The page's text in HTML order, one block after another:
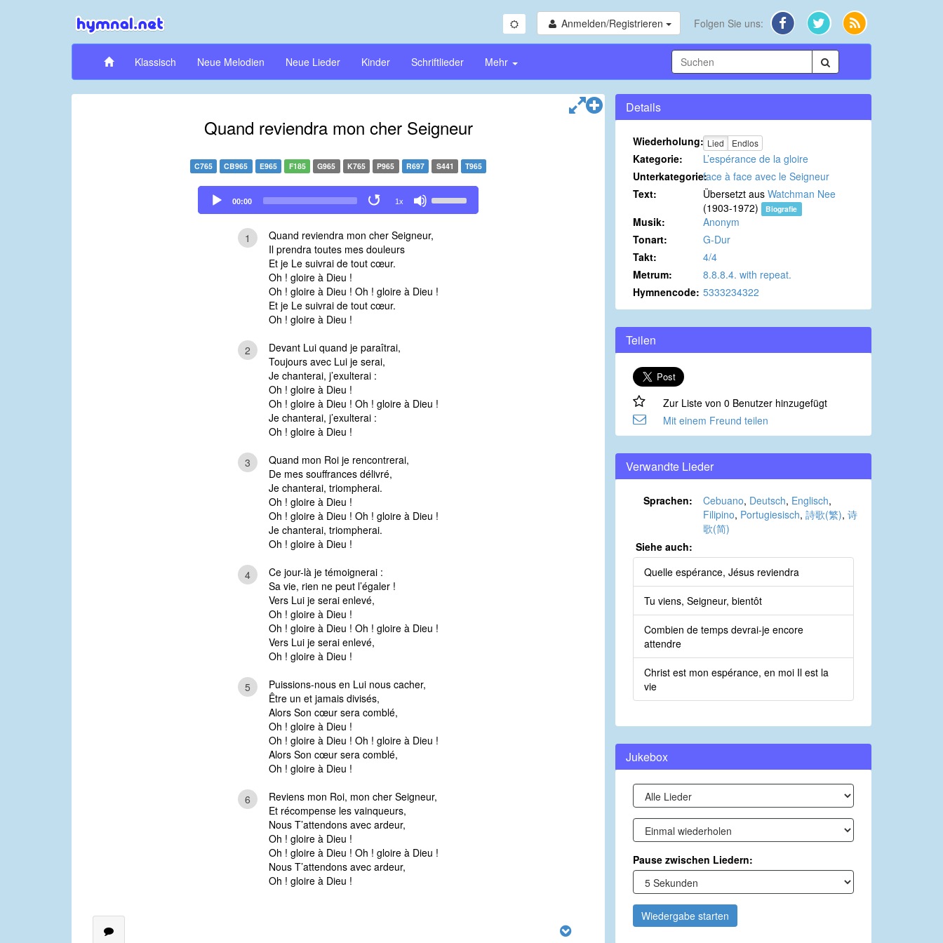
Anmelden/Registrieren Folgen Sie uns:
Klassisch Neue Melodien Neue Lieder Kinder Schriftlieder Mehr
Quand reviendra mon cher Seigneur
C765 CB965 E965 F185 G965 K765 P965 R697 S441 T965
Audio
Player
00:00 1x
Up/Down
keys
decrease
1
Quand reviendra mon cher Seigneur,
Il prendra toutes mes douleurs
Et je Le suivrai de tout cœur.
Oh ! gloire à Dieu !
Oh ! gloire à Dieu ! Oh ! gloire à Dieu !
Et je Le suivrai de tout cœur.
Oh ! gloire à Dieu !
2
Devant Lui quand je paraîtrai,
Toujours avec Lui je serai,
Je chanterai, j’exulterai :
Oh ! gloire à Dieu !
Oh ! gloire à Dieu ! Oh ! gloire à Dieu !
Je chanterai, j’exulterai :
Oh ! gloire à Dieu !
3
Quand mon Roi je rencontrerai,
De mes souffrances délivré,
Je chanterai, triompherai.
Oh ! gloire à Dieu !
Oh ! gloire à Dieu ! Oh ! gloire à Dieu !
Je chanterai, triompherai.
Oh ! gloire à Dieu !
4
Ce jour-là je témoignerai :
Sa vie, rien ne peut l’égaler !
Vers Lui je serai enlevé,
Oh ! gloire à Dieu !
Oh ! gloire à Dieu ! Oh ! gloire à Dieu !
Vers Lui je serai enlevé,
Oh ! gloire à Dieu !
5
Puissions-nous en Lui nous cacher,
Être un et jamais divisés,
Alors Son cœur sera comblé,
Oh ! gloire à Dieu !
Oh ! gloire à Dieu ! Oh ! gloire à Dieu !
Alors Son cœur sera comblé,
Oh ! gloire à Dieu !
6
Reviens mon Roi, mon cher Seigneur,
Et récompense les vainqueurs,
Nous T’attendons avec ardeur,
Oh ! gloire à Dieu !
Oh ! gloire à Dieu ! Oh ! gloire à Dieu !
Nous T’attendons avec ardeur,
Oh ! gloire à Dieu !
Details
Wiederholung: Lied Endlos
Kategorie:
L’espérance de la gloire
Unterkategorie:face à face avec le Seigneur
Text:
Übersetzt aus Watchman Nee
(1903-1972)
Biografie
Musik:
Anonym
Tonart:
G-Dur
Takt:
4/4
Metrum:
8.8.8.4. with repeat.
Hymnencode: 5333234322
Teilen
Zur Liste von 0 Benutzer hinzugefügt
Mit einem Freund teilen
Verwandte Lieder
Sprachen: Cebuano, Deutsch, Englisch,
Filipino, Portugiesisch, 詩歌(繁), 诗
歌(简)
Siehe auch:
Quelle espérance, Jésus reviendra
Tu viens, Seigneur, bientôt
Combien de temps devrai-je encore
attendre
Christ est mon espérance, en moi Il est la
vie
Jukebox
Pause zwischen Liedern:
Wiedergabe starten